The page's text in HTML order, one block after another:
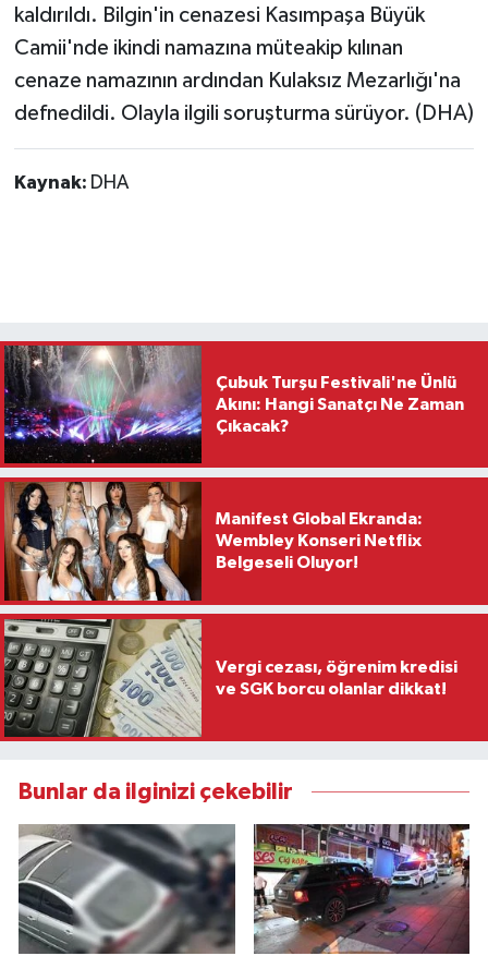
kaldırıldı. Bilgin'in cenazesi Kasımpaşa Büyük
Camii'nde ikindi namazına müteakip kılınan
cenaze namazının ardından Kulaksız Mezarlığı'na
defnedildi. Olayla ilgili soruşturma sürüyor. (DHA)
Kaynak: DHA
Çubuk Turşu Festivali'ne Ünlü
Akını: Hangi Sanatçı Ne Zaman
Çıkacak?
Manifest Global Ekranda:
Wembley Konseri Netflix
Belgeseli Oluyor!
Vergi cezası, öğrenim kredisi
ve SGK borcu olanlar dikkat!
Bunlar da ilginizi çekebilir